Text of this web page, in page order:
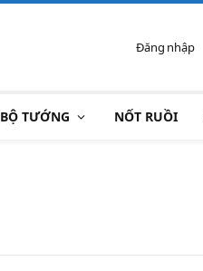
Đăng nhập
BỘ TƯỚNG NỐT RUỒI